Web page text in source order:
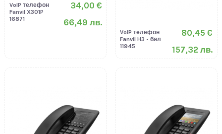
VoIP телефон
Fanvil X301P
16871
34,00 €
66,49 лв.
VoIP телефон
Fanvil H3 - бял
11945
80,45 €
157,32 лв.